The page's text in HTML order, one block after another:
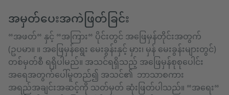
အမှတ်ပေးအကဲဖြတ်ခြင်း
“အဖတ်“ နှင့် “အကြား“ ပိုင်းတွင် အဖြေမှန်တိုင်းအတွက်
(ဥပမာ။ ။ အဖြေမှန်ရွေး မေးခွန်းနှင့် မှား၊ မှန် မေးခွန်းများတွင်)
တစ်မှတ်စီ ရရှိပါမည်။ အသင်ရရှိသည့် အဖြေမှန်စုစုပေါင်း
အရေအတွက်ပေါ်မူတည်၍ အသင်၏ ဘာသာစကား
အရည်အချင်းအဆင့်ကို သတ်မှတ် ဆုံးဖြတ်ပါသည်။ “အရေး“